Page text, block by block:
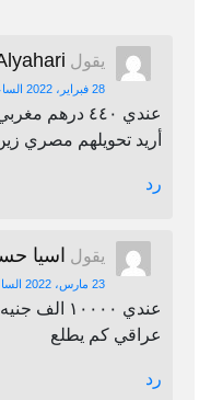
يقول
28 فبراير، 2022 الساعة 12:23 ص
عندي ٤٤٠ درهم مغربي
أريد تحويلهم مصري
رد
يقول اسيا
23 مارس، 2022 الساعة 11:17 ص
عندي ١٠٠٠٠
عراقي كم يطلع
رد